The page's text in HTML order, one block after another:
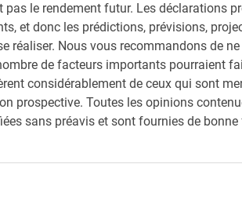
pas le rendement futur. Les déclarations
et donc les prédictions, prévisions,
réaliser. Nous vous recommandons de
de facteurs importants pourraient
considérablement de ceux qui sont
prospective. Toutes les opinions
sans préavis et sont fournies de
ACTIONS DE MARCHÉS
DE VOYAGES